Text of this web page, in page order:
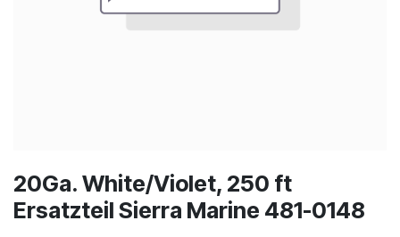
20Ga. White/Violet, 250 ft
Ersatzteil Sierra Marine 481-0148